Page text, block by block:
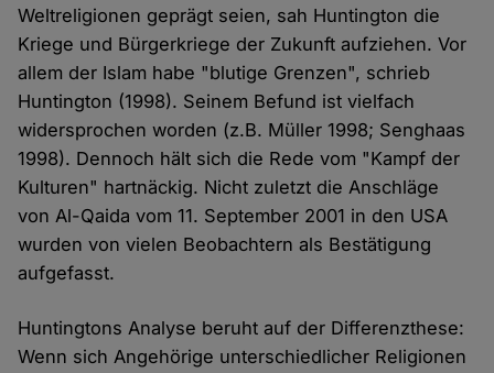
Weltreligionen geprägt seien, sah Huntington die
Kriege und Bürgerkriege der Zukunft aufziehen. Vor
allem der Islam habe "blutige Grenzen", schrieb
Huntington (1998). Seinem Befund ist vielfach
widersprochen worden (z.B. Müller 1998; Senghaas
1998). Dennoch hält sich die Rede vom "Kampf der
Kulturen" hartnäckig. Nicht zuletzt die Anschläge
von Al-Qaida vom 11. September 2001 in den USA
wurden von vielen Beobachtern als Bestätigung
aufgefasst.
Huntingtons Analyse beruht auf der Differenzthese:
Wenn sich Angehörige unterschiedlicher Religionen